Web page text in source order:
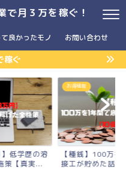
で月３万を稼ぐ！
良かったモノ お問い合わせ
稼ぐ
低学歴の溶
策【真実...
お得情報
【種銭】100万
接工が貯めた話